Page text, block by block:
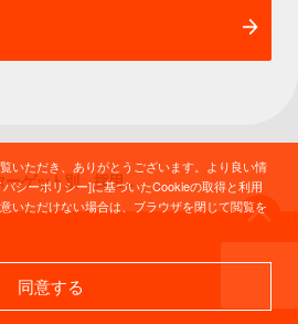
採用セミナーレポート～ターゲット別 採用成功のいろは～
いただき、ありがとうございます。より良い情
シーポリシー]に基づいたCookieの取得と利用
いただけない場合は、ブラウザを閉じて閲覧を
同意する